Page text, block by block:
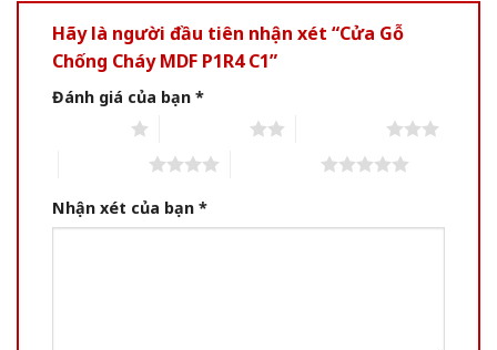
Hãy là người đầu tiên nhận xét “Cửa Gỗ
Chống Cháy MDF P1R4 C1”
Đánh giá của bạn *
Nhận xét của bạn *